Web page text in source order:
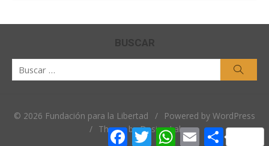
BUSCAR
© 2026 Fundación para la Libertad /
Powered by WordPress
/ Theme by Design Lab
Facebook
TwitterWhatsApp
EmailCompartir